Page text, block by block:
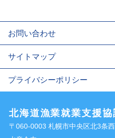
お問い合わせ
サイトマップ
プライバシーポリシー
北海道漁業就業支援協
〒060-0003 札幌市中央区北3条